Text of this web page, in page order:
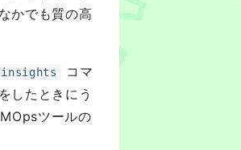
かでも質の高
コマ
したときにう
ツールの